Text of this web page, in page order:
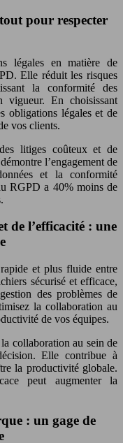
pour respecter
légales en matière de
Elle réduit les risques
la conformité des
vigueur. En choisissant
obligations légales et de
vos clients.
litiges coûteux et de
l’engagement de
et la conformité
RGPD a 40% moins de
de l’efficacité : une
et plus fluide entre
sécurisé et efficace,
des problèmes de
la collaboration au
de vos équipes.
collaboration au sein de
Elle contribue à
la productivité globale.
peut augmenter la
: un gage de